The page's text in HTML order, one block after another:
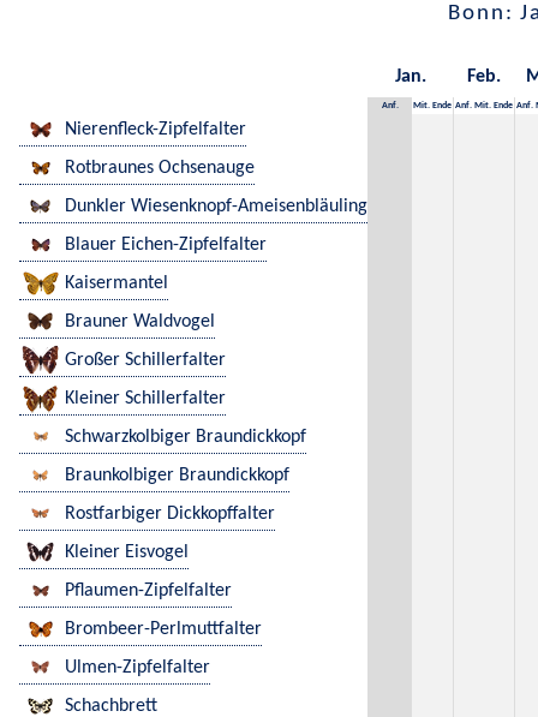
Bonn:
Jan. Feb.
Anf. Mit. Ende Anf. Mit. Ende Anf.
Nierenfleck-Zipfelfalter
Rotbraunes Ochsenauge
Dunkler Wiesenknopf-Ameisenbläuling
Blauer Eichen-Zipfelfalter
Kaisermantel
Brauner Waldvogel
Großer Schillerfalter
Kleiner Schillerfalter
Schwarzkolbiger Braundickkopf
Braunkolbiger Braundickkopf
Rostfarbiger Dickkopffalter
Kleiner Eisvogel
Pflaumen-Zipfelfalter
Brombeer-Perlmuttfalter
Ulmen-Zipfelfalter
Schachbrett